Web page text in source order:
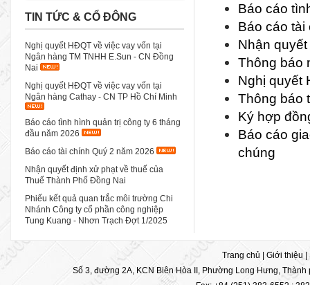
TIN TỨC & CỔ ĐÔNG
Nghị quyết HĐQT về việc vay vốn tại
Ngân hàng TM TNHH E.Sun - CN Đồng
Nai
Nghị quyết HĐQT về việc vay vốn tại
Ngân hàng Cathay - CN TP Hồ Chí Minh
Báo cáo tình hình quản trị công ty 6 tháng
đầu năm 2026
Báo cáo tài chính Quý 2 năm 2026
Nhận quyết định xử phạt về thuế của
Thuế Thành Phố Đồng Nai
Phiếu kết quả quan trắc môi trường Chi
Nhánh Công ty cổ phần công nghiệp
Tung Kuang - Nhơn Trạch Đợt 1/2025
Báo cáo
Báo cáo
Nhận
Thông báo
Nghị quyết
Thông báo
Ký hợp
Báo cáo
chúng
Trang chủ Giới thiệu
Số 3, đường 2A, KCN Biên Hòa II, Phường Long Hưng,